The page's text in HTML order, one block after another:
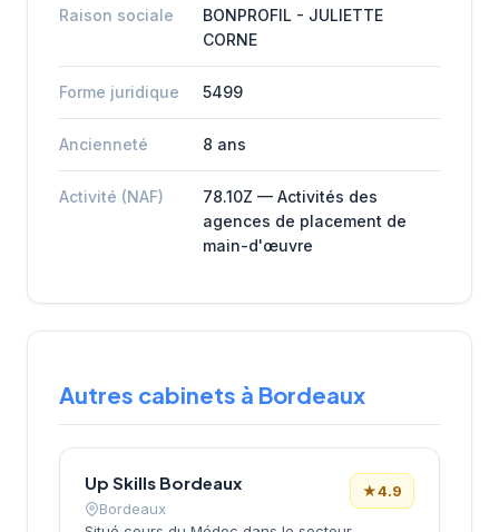
Raison sociale
BONPROFIL - JULIETTE
CORNE
Forme juridique 5499
Ancienneté 8 ans
Activité (NAF)
78.10Z — Activités des
agences de placement de
main-d'œuvre
Autres cabinets à Bordeaux
Up Skills Bordeaux
Bordeaux
★4.9